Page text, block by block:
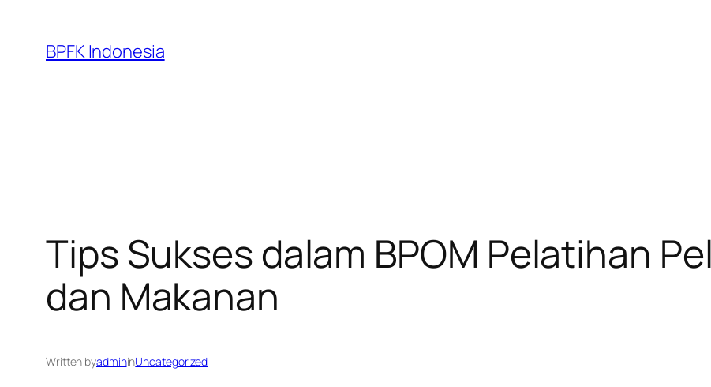
content
BPFK Indonesia
Tips Sukses dalam BPOM Pelatihan
dan Makanan
Written byadmininUncategorized